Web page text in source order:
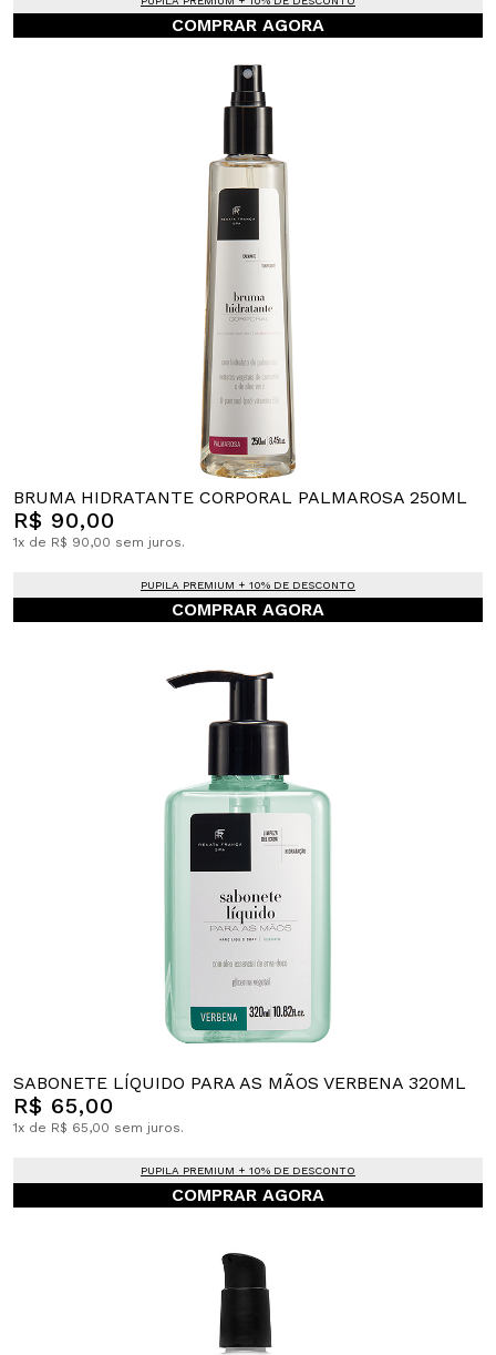
COMPRAR AGORA
BRUMA HIDRATANTE CORPORAL PALMAROSA 250ML
R$ 90,00
1x de R$ 90,00 sem juros.
PUPILA PREMIUM + 10% DE DESCONTO
COMPRAR AGORA
SABONETE LÍQUIDO PARA AS MÃOS VERBENA 320ML
R$ 65,00
1x de R$ 65,00 sem juros.
PUPILA PREMIUM + 10% DE DESCONTO
COMPRAR AGORA